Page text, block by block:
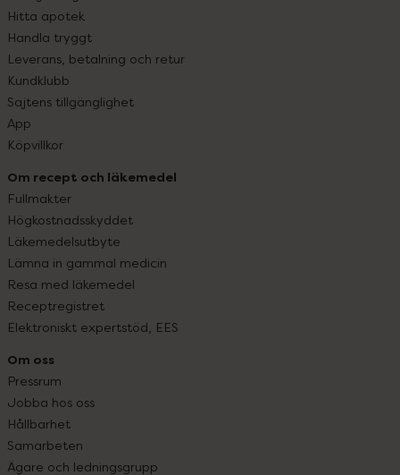
Hitta apotek
Handla tryggt
Leverans, betalning och retur
Kundklubb
Sajtens tillgänglighet
App
Köpvillkor
Om recept och läkemedel
Fullmakter
Högkostnadsskyddet
Läkemedelsutbyte
Lämna in gammal medicin
Resa med läkemedel
Receptregistret
Elektroniskt expertstöd, EES
Om oss
Pressrum
Jobba hos oss
Hållbarhet
Samarbeten
Ägare och ledningsgrupp